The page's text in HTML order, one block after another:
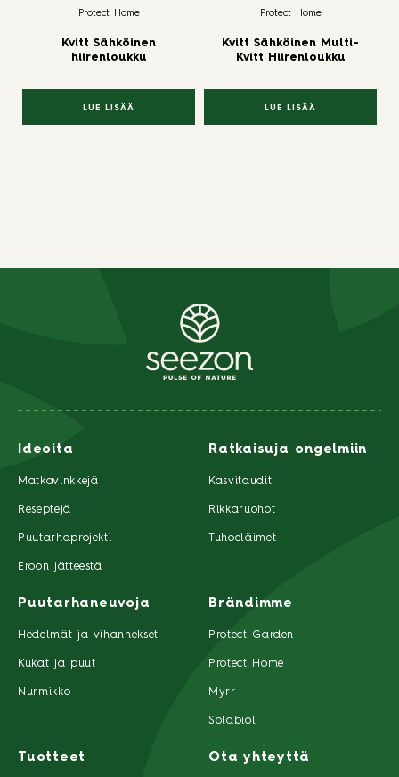
Protect Home
Kvitt Sähköinen
hiirenloukku
LUE LISÄÄ
Protect Home
Kvitt Sähköinen Multi-
Kvitt Hiirenloukku
LUE LISÄÄ
Ideoita
Matkavinkkejä
Reseptejä
Puutarhaprojekti
Eroon jätteestä
Ratkaisuja ongelmiin
Kasvitaudit
Rikkaruohot
Tuhoeläimet
Puutarhaneuvoja
Hedelmät ja vihannekset
Kukat ja puut
Nurmikko
Brändimme
Protect Garden
Protect Home
Myrr
Solabiol
Tuotteet Ota yhteyttä